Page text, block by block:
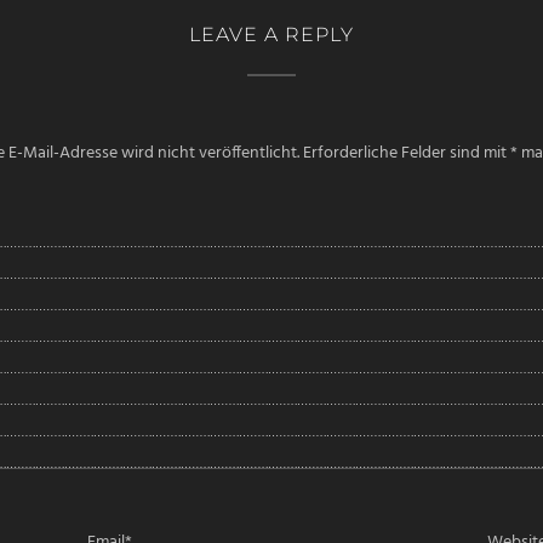
LEAVE A REPLY
E-Mail-Adresse wird nicht veröffentlicht.Erforderliche Felder sind mit*